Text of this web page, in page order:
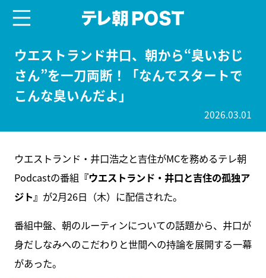
ウエストランド井口、朝から“臭いおじ
さん”を一刀両断！「なんでスタートで
こんな臭いんだよ」
2026.03.01
ウエストランド・井口浩之と吉住がMCを務めるテレ朝
Podcastの番組 『ウエストランド・井口と吉住の孤独ア
ジト』 が2月26日（木）に配信された。
番組中盤、朝のルーティンについての話題から、井口が
身だしなみへのこだわりと世間への持論を展開する一幕
があった。